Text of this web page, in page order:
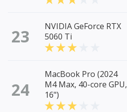
23
NVIDIA GeForce RTX
5060 Ti
24
MacBook Pro (2024
M4 Max, 40-core GPU,
16")